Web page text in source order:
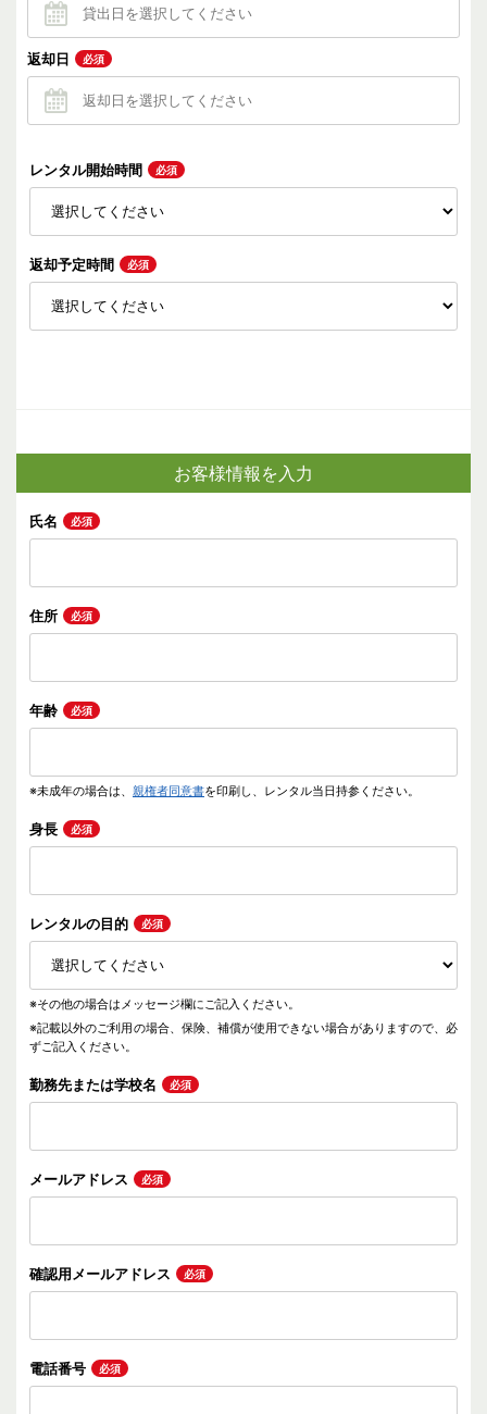
返却日 必須
レンタル開始時間 必須
返却予定時間 必須
お客様情報を入力
氏名 必須
住所 必須
年齢 必須
※未成年の場合は、 親権者同意書を印刷し、レンタル当日持参ください。
身長 必須
レンタルの目的 必須
※その他の場合はメッセージ欄にご記入ください。
※記載以外のご利用の場合、保険、補償が使用できない場合がありますので、必
ずご記入ください。
勤務先または学校名 必須
メールアドレス 必須
確認用 メールアドレス 必須
電話番号 必須